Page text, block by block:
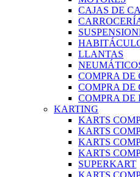
CAJAS DE
LLANTAS
COMPRA DE
COMPRA DE
COMPRA DE
KARTING
KARTS
KARTS
KARTS
KARTS
SUPERKART
KARTS